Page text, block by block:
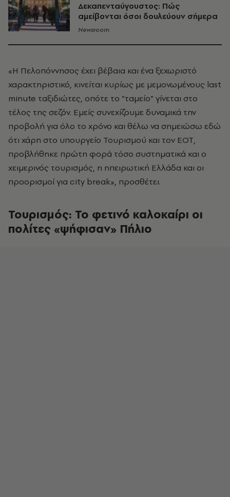
Δεκαπενταύγουστος: Πώς
αμείβονται όσοι δουλεύουν σήμερα
Newsroom
«Η Πελοπόννησος έχει βέβαια και ένα ξεχωριστό
χαρακτηριστικό, κινείται κυρίως με μεμονωμένους last
minute ταξιδιώτες, οπότε το “ταμείο” γίνεται στο
τέλος της σεζόν. Εμείς συνεχίζουμε δυναμικά την
προβολή για όλο το χρόνο και θέλω να σημειώσω εδώ
ότι χάρη στο υπουργείο Τουρισμού και τον ΕΟΤ,
προβλήθηκε πρώτη φορά τόσο συστηματικά και ο
χειμερινός τουρισμός, η ηπειρωτική Ελλάδα και οι
προορισμοί για city break», προσθέτει.
Τουρισμός: Το φετινό καλοκαίρι οι
πολίτες «ψήφισαν» Πήλιο